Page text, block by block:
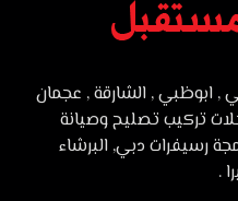
ابوظبي , الشارقة , عجمان
خصم 30% محلات تركيب تصليح وصيانة
رسيفرات دبي, البرشاء
.